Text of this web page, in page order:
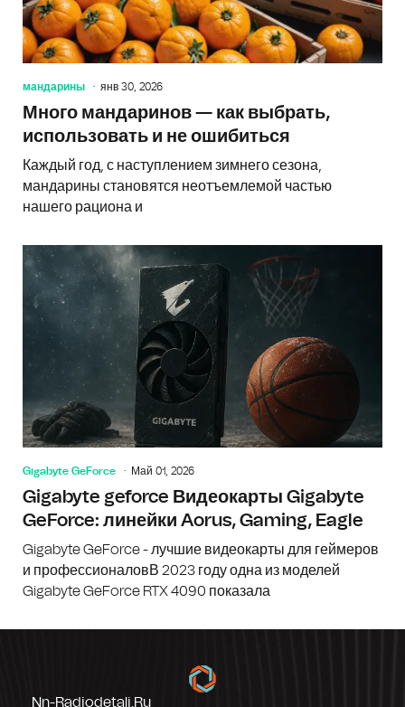
мандарины янв 30, 2026
Много мандаринов — как выбрать,
использовать и не ошибиться
Каждый год, с наступлением зимнего сезона,
мандарины становятся неотъемлемой частью
нашего рациона и
Gigabyte GeForce Май 01, 2026
Gigabyte geforce Видеокарты Gigabyte
GeForce: линейки Aorus, Gaming, Eagle
Gigabyte GeForce - лучшие видеокарты для геймеров
и профессионаловВ 2023 году одна из моделей
Gigabyte GeForce RTX 4090 показала
Nn-Radiodetali.ru